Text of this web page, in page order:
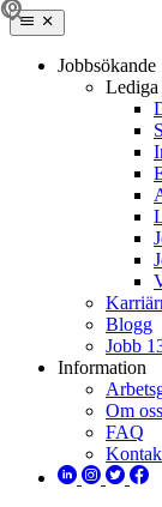
Jobbsökande
Blogg
Jobb
Information
Om oss
FAQ